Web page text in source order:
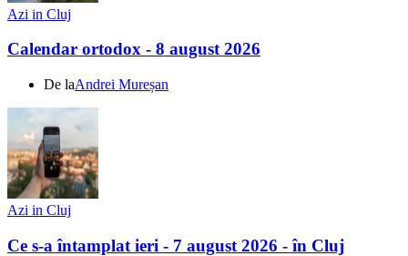
Azi in Cluj
Calendar ortodox - 8 august 2026
De laAndrei Mureșan
Azi in Cluj
Ce s-a întamplat ieri - 7 august 2026 - în Cluj